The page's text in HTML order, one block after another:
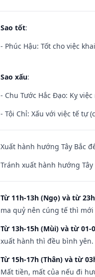
Sao tốt:
- Phúc Hậu: Tốt cho việc
Sao xấu:
- Chu Tước Hắc Đạo: Kỵ
- Tội Chỉ: Xấu với việc tế tự
Xuất hành hướng Tây Bắc
Tránh xuất hành hướng
Từ 11h-13h (Ngọ) và từ
ma quỷ nên cúng tế thì mới
Từ 13h-15h (Mùi) và từ 01-
xuất hành thì đều bình yên.
Từ 15h-17h (Thân) và từ
Mất tiền, mất của nếu đi